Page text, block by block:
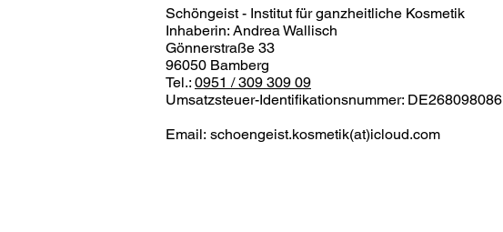
Schöngeist - Institut für ganzheitliche Kosmetik
Inhaberin: Andrea Wallisch
Gönnerstraße 33
96050 Bamberg
Tel.: 0951 / 309 309 09
Umsatzsteuer-Identifikationsnummer: DE268098086
Email: schoengeist.kosmetik(at)icloud.com